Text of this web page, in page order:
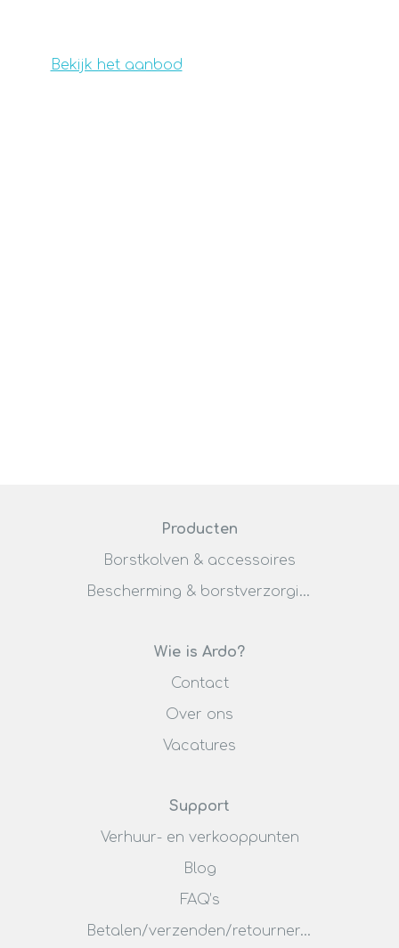
Bekijk het aanbod
Producten
Borstkolven & accessoires
Bescherming & borstverzorging
Wie is Ardo?
Contact
Over ons
Vacatures
Support
Verhuur- en verkooppunten
Blog
FAQ’s
Betalen/verzenden/retourneren